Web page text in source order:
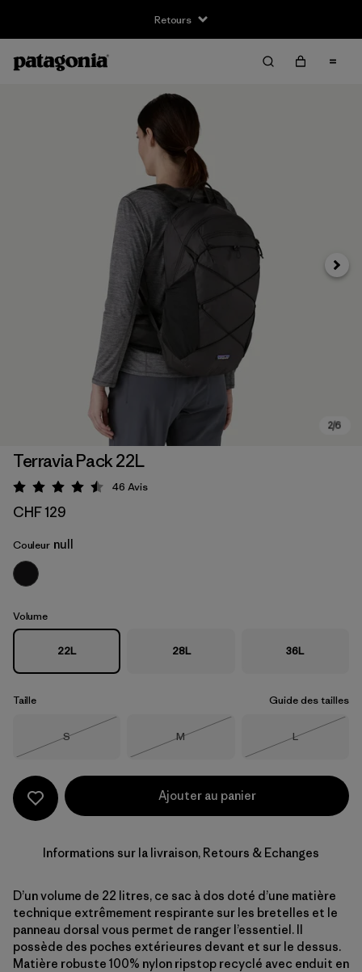
Retours
Terravia Pack 22L
Évaluation: 4.5 / 5
46 Avis
CHF 129
Couleur null
Volume
22L 28L 36L
Taille Guide des tailles
Taille
S
Taille
M
Taille
L
Ajouter au panier
Informations sur la livraison, Retours & Echanges
D’un volume de 22 litres, ce sac à dos doté d’une matière
technique extrêmement respirante sur les bretelles et le
panneau dorsal vous permet de ranger l’essentiel. Il
possède des poches extérieures devant et sur le dessus.
Matière robuste 100% nylon ripstop recyclé avec enduit en